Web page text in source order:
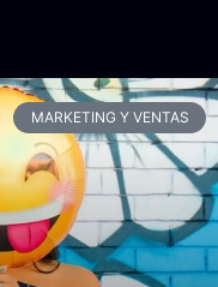
MARKETING Y VENTAS